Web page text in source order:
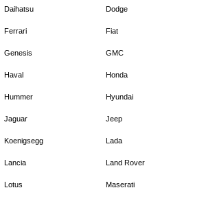
Daihatsu Dodge
Ferrari Fiat
Genesis GMC
Haval Honda
Hummer Hyundai
Jaguar Jeep
Koenigsegg Lada
Lancia Land Rover
Lotus Maserati